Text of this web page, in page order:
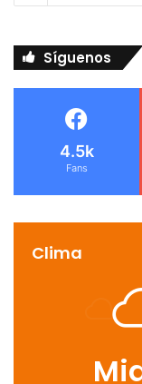
Síguenos
4.5k
Fans
Clima